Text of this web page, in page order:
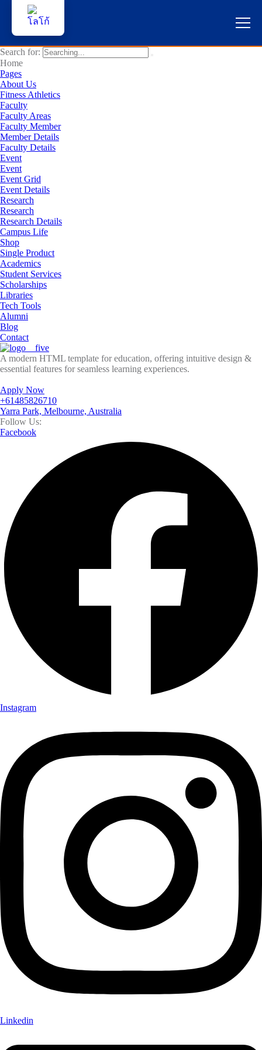
Search for:
Home
Pages
About Us
Fitness Athletics
Faculty
Faculty Areas
Faculty Member
Member Details
Faculty Details
Event
Event
Event Grid
Event Details
Research
Research
Research Details
Campus Life
Shop
Single Product
Academics
Student Services
Scholarships
Libraries
Tech Tools
Alumni
Blog
Contact
A modern HTML template for education, offering intuitive design &
essential features for seamless learning experiences.
Apply Now
+61485826710
Yarra Park, Melbourne, Australia
Follow Us:
Facebook
Instagram
Linkedin
หน้าแรก
ผู้สนใจสมัครเรียน
บริการนักศึกษา
คณาจารย์และบุคลากร
บุคคลทั่วไป
ภาษาไทย 🇹🇭